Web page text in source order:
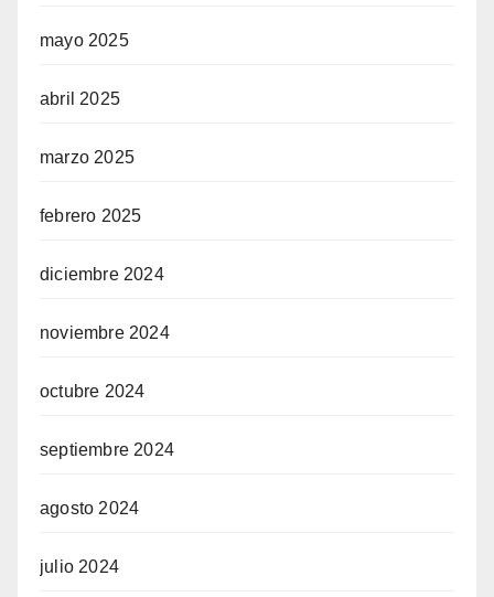
mayo 2025
abril 2025
marzo 2025
febrero 2025
diciembre 2024
noviembre 2024
octubre 2024
septiembre 2024
agosto 2024
julio 2024